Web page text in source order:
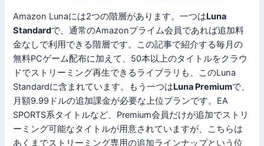
Amazon Lunaには2つの階層があります。一つはLuna
Standardで、通常のAmazonプライム会員であれば追加料
金なしで利用できる階層です。この記事で紹介する毎月の
無料PCゲーム配布に加えて、50本以上のタイトルをクラウ
ドでストリーミング再生できるライブラリも、このLuna
Standardに含まれています。もう一つはLuna Premiumで、
月額9.99ドルの追加課金が必要な上位プランです。EA
SPORTS系タイトルなど、Premium会員だけが追加でストリ
ーミング可能なタイトルが用意されていますが、こちらは
あくまでストリーミング専用の追加ラインナップという位